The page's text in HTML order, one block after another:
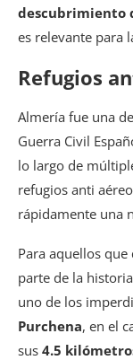
descubrimiento
es relevante para
Refugios
Almería fue una
Guerra Civil
lo largo de
refugios anti
rápidamente una
Para aquellos
parte de la
uno de los
Purchena, en el
sus 4.5